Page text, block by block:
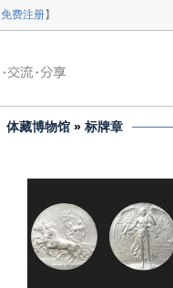
免费注册】
体藏博物馆 » 标牌章